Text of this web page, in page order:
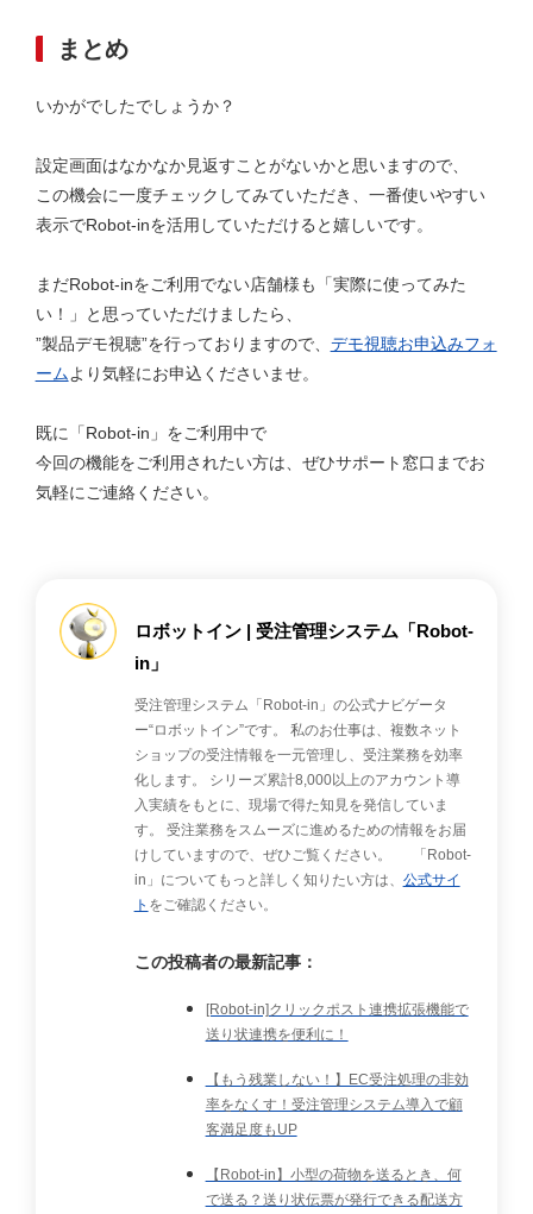
まとめ
いかがでしたでしょうか？
設定画面はなかなか見返すことがないかと思いますので、
この機会に一度チェックしてみていただき、一番使いやすい
表示でRobot-inを活用していただけると嬉しいです。
まだRobot-inをご利用でない店舗様も「実際に使ってみた
い！」と思っていただけましたら、
”製品デモ視聴”を行っておりますので、 デモ視聴お申込みフォ
ームより気軽にお申込くださいませ。
既に「Robot-in」をご利用中で
今回の機能をご利用されたい方は、ぜひサポート窓口までお
気軽にご連絡ください。
ロボットイン | 受注管理システム「Robot-
in」
受注管理システム「Robot-in」の公式ナビゲータ
ー“ロボットイン”です。 私のお仕事は、複数ネット
ショップの受注情報を一元管理し、受注業務を効率
化します。 シリーズ累計8,000以上のアカウント導
入実績をもとに、現場で得た知見を発信していま
す。 受注業務をスムーズに進めるための情報をお届
けしていますので、ぜひご覧ください。 「Robot-
in」についてもっと詳しく知りたい方は、 公式サイ
ト をご確認ください。
この投稿者の最新記事：
[Robot-in]クリックポスト連携拡張機能で
送り状連携を便利に！
【もう残業しない！】EC受注処理の非効
率をなくす！受注管理システム導入で顧
客満足度もUP
【Robot-in】小型の荷物を送るとき、何
で送る？送り状伝票が発行できる配送方